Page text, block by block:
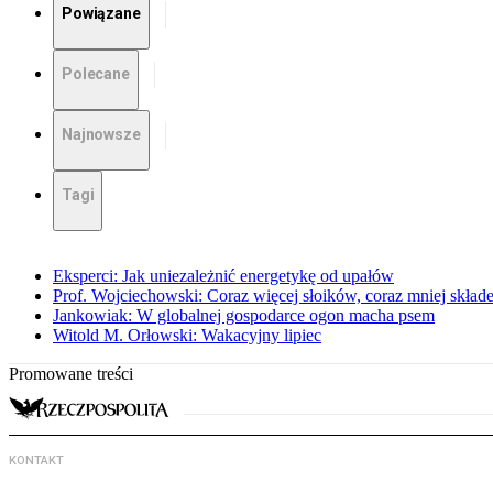
Powiązane
Polecane
Najnowsze
Tagi
Eksperci: Jak uniezależnić energetykę od upałów
Prof. Wojciechowski: Coraz więcej słoików, coraz mniej
Jankowiak: W globalnej gospodarce ogon macha psem
Witold M. Orłowski: Wakacyjny lipiec
Promowane treści
KONTAKT